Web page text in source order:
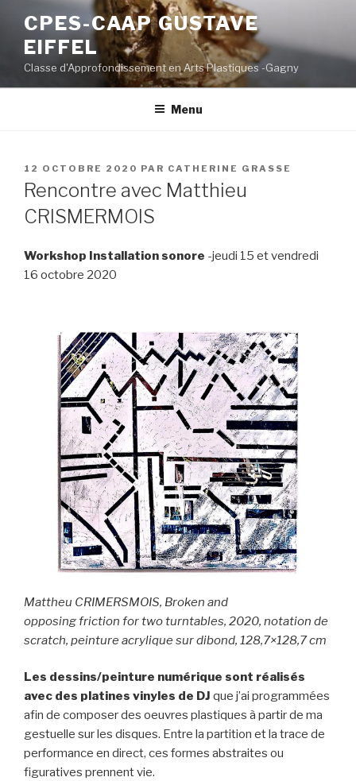
contenu
principal
CPES-CAAP GUSTAVE
EIFFEL
Classe d'Approfondissement en Arts Plastiques -Gagny
Menu
PUBLIÉ
LE
12 OCTOBRE 2020 PAR CATHERINE GRASSE
Rencontre avec Matthieu
CRISMERMOIS
Workshop Installation sonore -jeudi 15 et vendredi
16 octobre 2020
Mattheu CRIMERSMOIS, Broken and
opposing friction for two turntables, 2020, notation de
scratch, peinture acrylique sur dibond, 128,7×128,7 cm
Les dessins/peinture numérique sont réalisés
avec des platines vinyles de DJ que j’ai programmées
afin de composer des oeuvres plastiques à partir de ma
gestuelle sur les disques. Entre la partition et la trace de
performance en direct, ces formes abstraites ou
figuratives prennent vie.